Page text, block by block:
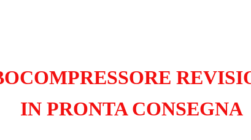
IN PRONTA CONSEGNA